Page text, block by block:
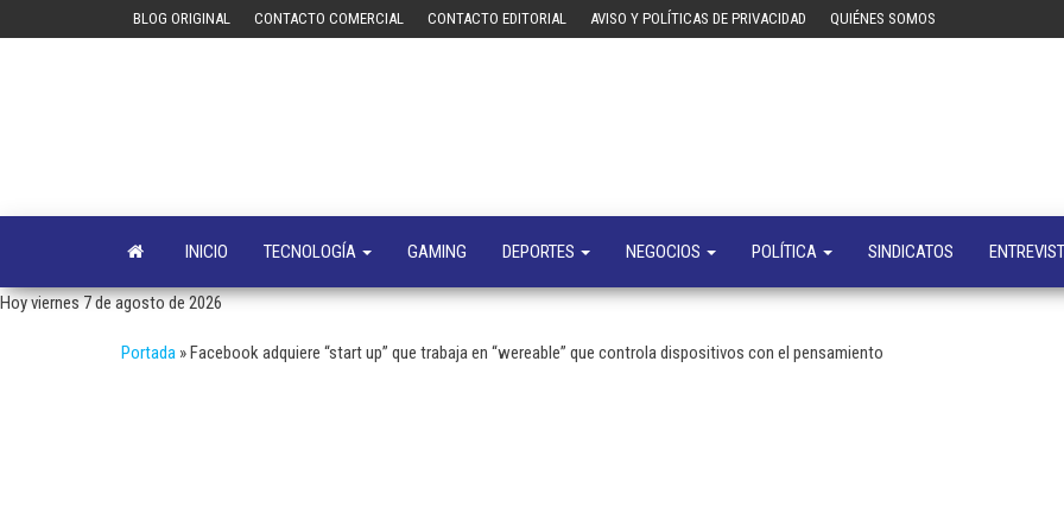
BLOG ORIGINAL CONTACTO COMERCIAL CONTACTO EDITORIAL AVISO Y POLÍTICAS DE PRIVACIDAD QUIÉNES SOMOS
negocios
INICIO TECNOLOGÍA GAMING DEPORTES NEGOCIOS POLÍTICA SINDICATOS
Hoy viernes 7 de agosto de 2026
Portada »Facebook adquiere “start up” que trabaja en “wereable” que controla dispositivos con el pensamiento